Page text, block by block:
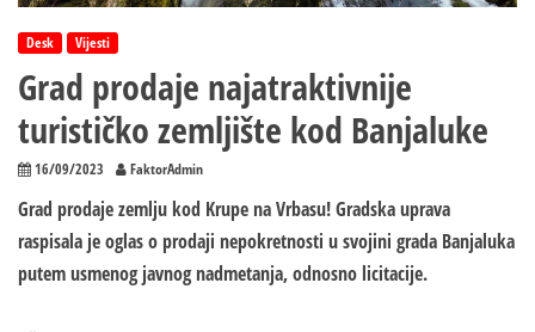
Desk Vijesti
Grad prodaje najatraktivnije
turističko zemljište kod Banjaluke
16/09/2023 FaktorAdmin
Grad prodaje zemlju kod Krupe na Vrbasu! Gradska uprava
raspisala je oglas o prodaji nepokretnosti u svojini grada Banjaluka
putem usmenog javnog nadmetanja, odnosno licitacije.